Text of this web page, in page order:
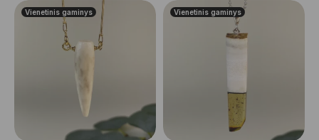
Vienetinis gaminys Vienetinis gaminys